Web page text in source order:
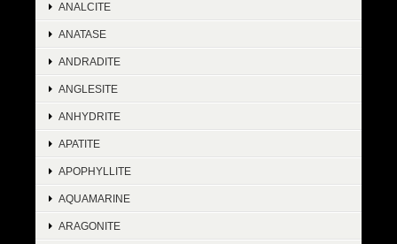
ANALCITE
ANATASE
ANDRADITE
ANGLESITE
ANHYDRITE
APATITE
APOPHYLLITE
AQUAMARINE
ARAGONITE